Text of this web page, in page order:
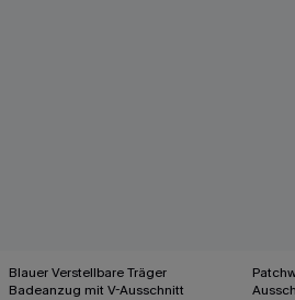
Blauer Verstellbare Träger
Badeanzug mit V-Ausschnitt